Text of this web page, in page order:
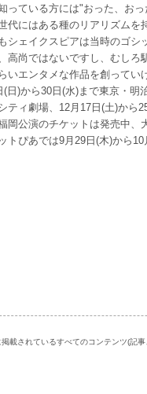
っている方には"おった、お
代にはある種のリアリズムを
シェイクスピアは当時のゴ
高尚ではないですし、むしろ
いエンタメな作品を創ってい
(日)から30日(水)まで東京・明
ティ劇場、12月17日(土)から
岡公演のチケットは発売中、
トぴあでは9月29日(木)から10
載されているすべてのコンテンツ(記